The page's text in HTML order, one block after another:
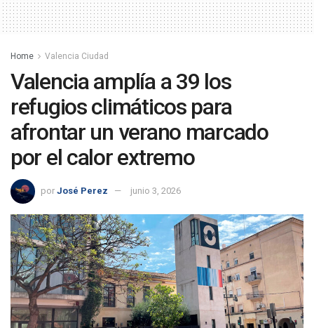
Home Valencia Ciudad
Valencia amplía a 39 los
refugios climáticos para
afrontar un verano marcado
por el calor extremo
por José Perez junio 3, 2026